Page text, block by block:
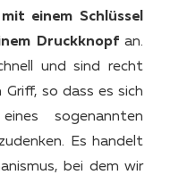
einem Schlüssel
Druckknopfan.
und sind recht
so dass es sich
sogenannten
Es handelt
bei dem wir